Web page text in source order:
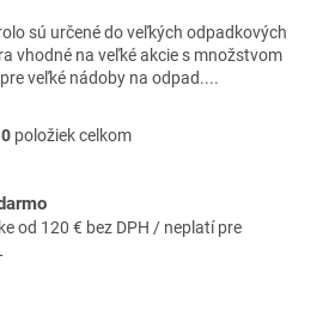
sú určené do veľkých odpadkových
vhodné na veľké akcie s množstvom
veľké nádoby na odpad....
O
d
položiek celkom
od 120 € bez DPH / neplatí pre